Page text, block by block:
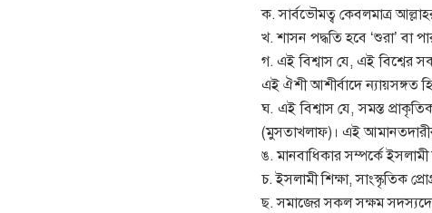
ক. সার্বভৌমত্ব কেবলমাত্র
খ. শাসন পদ্ধতি হবে ‘শুরা’ বা
গ. এই বিশ্বাস যে, এই বিশ্বের
এই ঐশী আশীর্বাদে ন্যায়সঙ্গত
ঘ. এই বিশ্বাস যে, সমস্ত
(মুসতাখলাফ)। এই আমানতদারীর
ঙ. মানবাধিকার সম্পর্কে
চ. ইসলামী শিক্ষা, সাংস্কৃতিক
ছ. সমাজের সকল সক্ষম